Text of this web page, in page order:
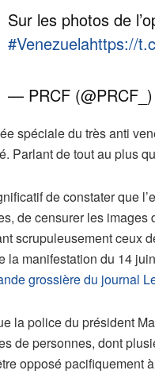
Sur les photos de
#Venezuelahttps://
— PRCF (@PRCF_)
spéciale du très anti
Parlant de tout au plus
de constater que
de censurer les images
scrupuleusement ceux
la manifestation du 14
grossière du journal
la police du président
de personnes, dont
opposé pacifiquement